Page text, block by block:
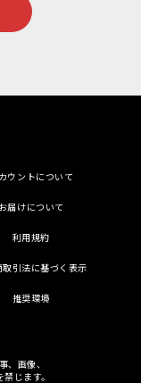
ウントについて
お届けについて
利用規約
取引法に基づく表示
推奨環境
、画像、
じます。